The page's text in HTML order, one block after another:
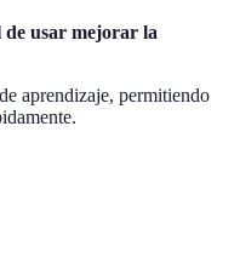
de usar mejorar la
aprendizaje, permitiendo